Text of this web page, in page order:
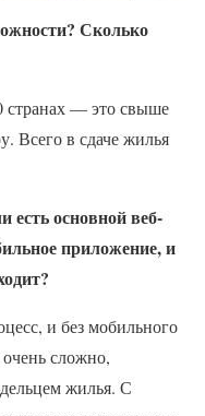
Сколько
странах — это свыше
Всего в сдаче жилья
есть основной веб-
приложение, и
и без мобильного
сложно,
жилья. С